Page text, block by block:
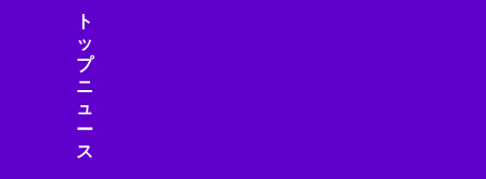
ト
ッ
プ
ニ
ュ
ー
ス